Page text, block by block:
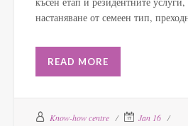
настаняване от семеен тип,
READ MORE
Know-how centre
Jan 16